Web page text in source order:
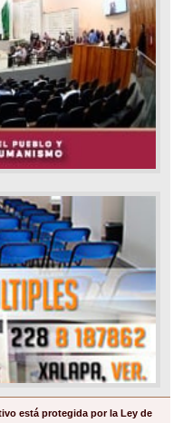
está protegida por la Ley de